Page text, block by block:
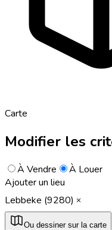
Carte
Modifier les
À Vendre
À Louer
Ajouter un lieu
Lebbeke (9280)
Ou dessiner sur la carte